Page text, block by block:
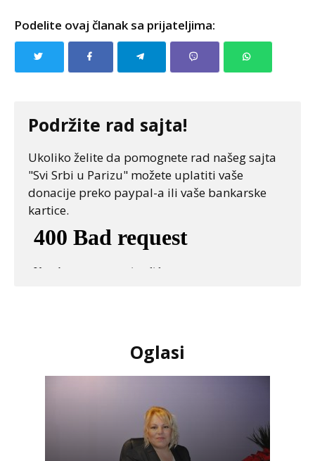
Podelite ovaj članak sa prijateljima:
Podržite rad sajta!
Ukoliko želite da pomognete rad našeg sajta
"Svi Srbi u Parizu" možete uplatiti vaše
donacije preko paypal-a ili vaše bankarske
kartice.
Oglasi